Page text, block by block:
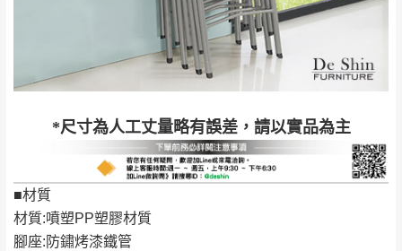
*尺寸為人工丈量略有誤差，請以實品為主
■材質
材質:噴塑PP塑膠材質
腳座:防鏽烤漆鐵管
配送天數：5~14天
到貨時間：指定送貨日當天以電話聯絡確認
台北市、新北市地區固定每周(三)、(日)兩天收送貨
暫無配送地區 ：彰化、南投、雲林、嘉義、台南、高
完成出貨15個工作天另行寄出，另外約加上2~7個
工作天內送達，如遇國定假日將順延寄送。
退換貨說明：
公司客服人員，我們將為您更換新品，運費
皆由本站負責，所有退回及換貨之商品必須
是全新狀態且完整包裝，床墊、床包、枕頭
包裝、廠商紙及所有附隨文件或資料之完整
性)，若未依照上述方式處理，恕無法接受退